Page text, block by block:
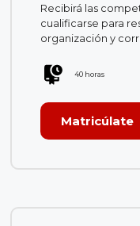
Recibirá las
cualificarse para
organización y
40 horas
Matricúlate